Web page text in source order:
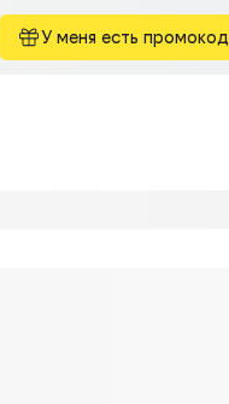
У меня есть промокод